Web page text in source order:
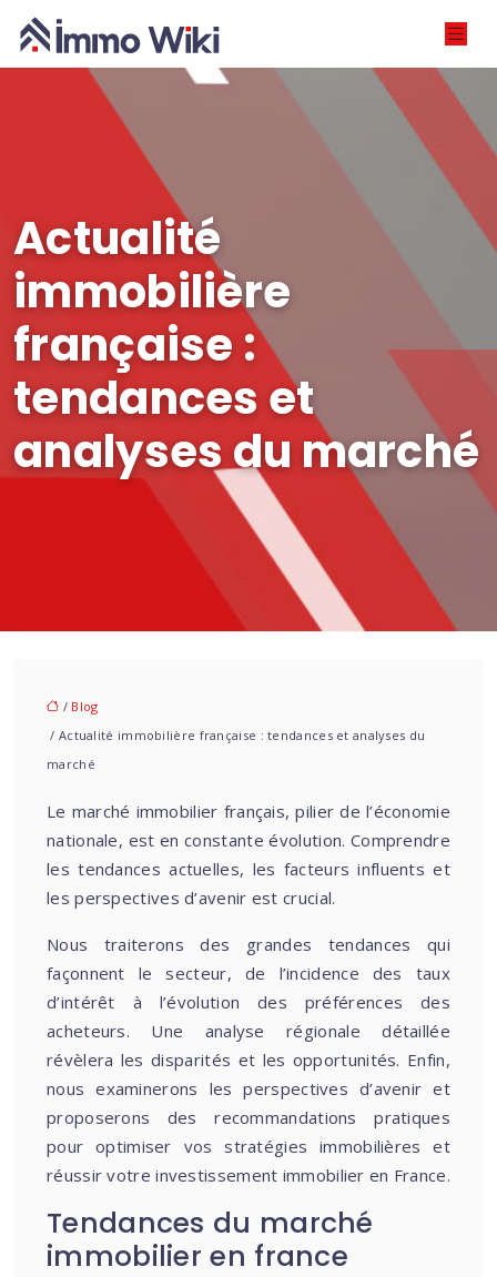
Actualité
immobilière
française :
tendances et
analyses du marché
/ Blog
/ Actualité immobilière française : tendances et analyses du
marché
Le marché immobilier français, pilier de l’économie
nationale, est en constante évolution. Comprendre
les tendances actuelles, les facteurs influents et
les perspectives d’avenir est crucial.
Nous traiterons des grandes tendances qui
façonnent le secteur, de l’incidence des taux
d’intérêt à l’évolution des préférences des
acheteurs. Une analyse régionale détaillée
révèlera les disparités et les opportunités. Enfin,
nous examinerons les perspectives d’avenir et
proposerons des recommandations pratiques
pour optimiser vos stratégies immobilières et
réussir votre investissement immobilier en France.
Tendances du marché
immobilier en france